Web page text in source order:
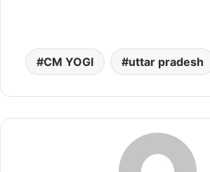
CM YOGI uttar pradesh